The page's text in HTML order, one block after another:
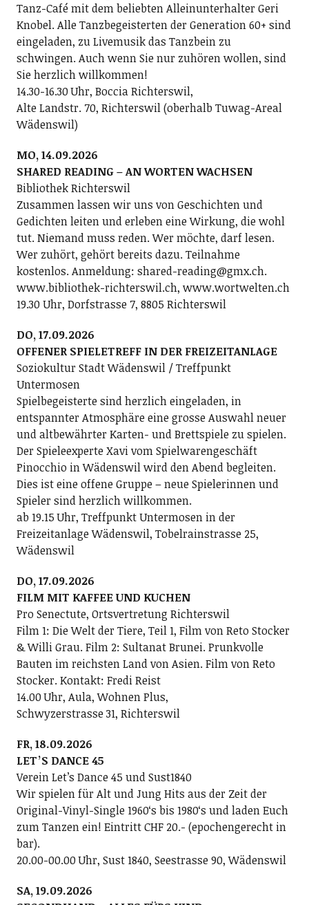
Tanz-Café mit dem beliebten Alleinunterhalter Geri
Knobel. Alle Tanzbegeisterten der Generation 60+ sind
eingeladen, zu Livemusik das Tanzbein zu
schwingen. Auch wenn Sie nur zuhören wollen, sind
Sie herzlich willkommen!
14.30-16.30 Uhr, Boccia Richterswil,
Alte Landstr. 70, Richterswil (oberhalb Tuwag-Areal
Wädenswil)
MO, 14.09.2026
SHARED READING – AN WORTEN WACHSEN
Bibliothek Richterswil
Zusammen lassen wir uns von Geschichten und
Gedichten leiten und erleben eine Wirkung, die wohl
tut. Niemand muss reden. Wer möchte, darf lesen.
Wer zuhört, gehört bereits dazu. Teilnahme
kostenlos. Anmeldung: shared-reading@gmx.ch.
www.bibliothek-richterswil.ch, www.wortwelten.ch
19.30 Uhr, Dorfstrasse 7, 8805 Richterswil
DO, 17.09.2026
OFFENER SPIELETREFF IN DER FREIZEITANLAGE
Soziokultur Stadt Wädenswil / Treffpunkt
Untermosen
Spielbegeisterte sind herzlich eingeladen, in
entspannter Atmosphäre eine grosse Auswahl neuer
und altbewährter Karten- und Brettspiele zu spielen.
Der Spieleexperte Xavi vom Spielwarengeschäft
Pinocchio in Wädenswil wird den Abend begleiten.
Dies ist eine offene Gruppe – neue Spielerinnen und
Spieler sind herzlich willkommen.
ab 19.15 Uhr, Treffpunkt Untermosen in der
Freizeitanlage Wädenswil, Tobelrainstrasse 25,
Wädenswil
DO, 17.09.2026
FILM MIT KAFFEE UND KUCHEN
Pro Senectute, Ortsvertretung Richterswil
Film 1: Die Welt der Tiere, Teil 1, Film von Reto Stocker
& Willi Grau. Film 2: Sultanat Brunei. Prunkvolle
Bauten im reichsten Land von Asien. Film von Reto
Stocker. Kontakt: Fredi Reist
14.00 Uhr, Aula, Wohnen Plus,
Schwyzerstrasse 31, Richterswil
FR, 18.09.2026
LETʼS DANCE 45
Verein Letʼs Dance 45 und Sust1840
Wir spielen für Alt und Jung Hits aus der Zeit der
Original-Vinyl-Single 1960ʻs bis 1980ʻs und laden Euch
zum Tanzen ein! Eintritt CHF 20.- (epochengerecht in
bar).
20.00-00.00 Uhr, Sust 1840, Seestrasse 90, Wädenswil
SA, 19.09.2026